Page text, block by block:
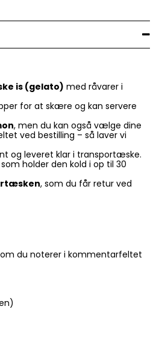
is (gelato) med råvarer i
for at skære og kan servere
, men du kan også vælge dine
ved bestilling – så laver vi
og leveret klar i transportæske.
holder den kold i op til 30
, som du får retur ved
du noterer i kommentarfeltet